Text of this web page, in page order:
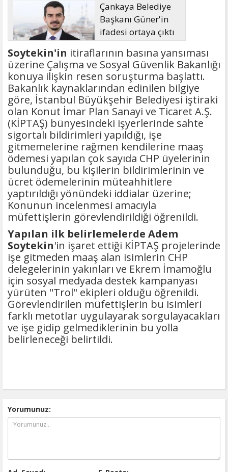
Çankaya Belediye
Başkanı Güner'in
ifadesi ortaya çıktı
Soytekin'in itiraflarının basına yansıması
üzerine Çalışma ve Sosyal Güvenlik Bakanlığı
konuya ilişkin resen soruşturma başlattı.
Bakanlık kaynaklarından edinilen bilgiye
göre, İstanbul Büyükşehir Belediyesi iştiraki
olan Konut İmar Plan Sanayi ve Ticaret A.Ş.
(KİPTAŞ) bünyesindeki işyerlerinde sahte
sigortalı bildirimleri yapıldığı, işe
gitmemelerine rağmen kendilerine maaş
ödemesi yapılan çok sayıda CHP üyelerinin
bulunduğu, bu kişilerin bildirimlerinin ve
ücret ödemelerinin müteahhitlere
yaptırıldığı yönündeki iddialar üzerine;
Konunun incelenmesi amacıyla
müfettişlerin görevlendirildiği öğrenildi.
Yapılan ilk belirlemelerde Adem
Soytekin'in işaret ettiği KİPTAŞ projelerinde
işe gitmeden maaş alan isimlerin CHP
delegelerinin yakınları ve Ekrem İmamoğlu
için sosyal medyada destek kampanyası
yürüten "Trol" ekipleri olduğu öğrenildi.
Görevlendirilen müfettişlerin bu isimleri
farklı metotlar uygulayarak sorgulayacakları
ve işe gidip gelmediklerinin bu yolla
belirleneceği belirtildi.
Yorumunuz: